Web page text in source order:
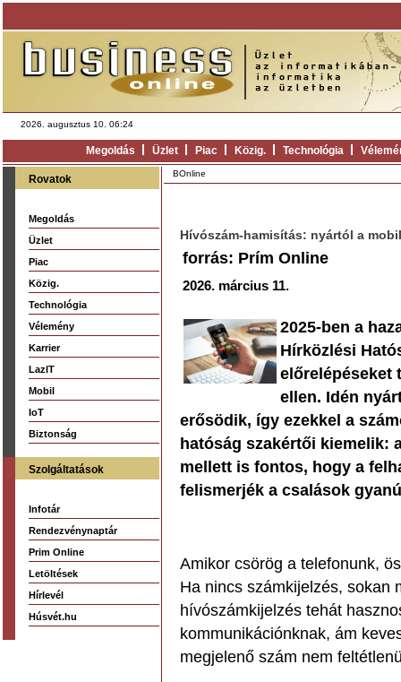
2026. augusztus 10. 06:24
Megoldás Üzlet Piac Közig. Technológia
Rovatok
Megoldás
Üzlet
Piac
Közig.
Technológia
Vélemény
Karrier
LazIT
Mobil
IoT
Biztonság
Szolgáltatások
Infotár
Rendezvénynaptár
Prim Online
Letöltések
Hírlevél
Húsvét.hu
BOnline
Hívószám‑hamisítás: nyártól a
forrás: Prím Online
2026. március 11.
2025-ben a
Hírközlési
előrelépéseket
ellen. Idén
erősödik, így ezekkel a
hatóság szakértői kiemelik:
mellett is fontos, hogy a
felismerjék a csalások
Amikor csörög a telefonunk,
Ha nincs számkijelzés, sokan
hívószámkijelzés tehát
kommunikációnknak, ám
megjelenő szám nem